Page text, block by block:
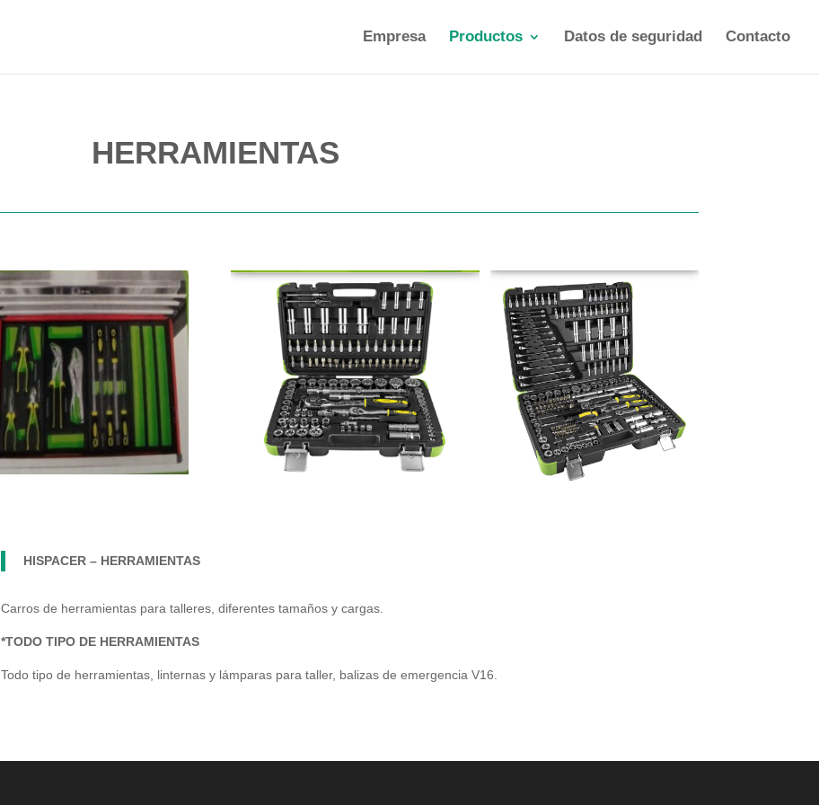
Empresa Productos Datos de seguridad Contacto
HERRAMIENTAS
HISPACER – HERRAMIENTAS
Carros de herramientas para talleres, diferentes tamaños y cargas.
*TODO TIPO DE HERRAMIENTAS
Todo tipo de herramientas, linternas y lámparas para taller, balizas de emergencia V16.